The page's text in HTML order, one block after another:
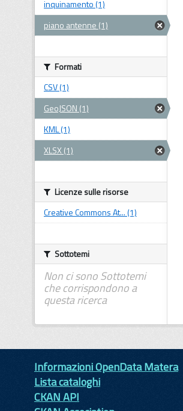
inquinamento (1)
piano antenne (1)
Formati
CSV (1)
GeoJSON (1)
KML (1)
XLSX (1)
Licenze sulle risorse
Creative Commons At... (1)
Sottotemi
Non ci sono Sottotemi
che corrispondono a
questa ricerca
Informazioni OpenData Matera
Lista cataloghi
CKAN API